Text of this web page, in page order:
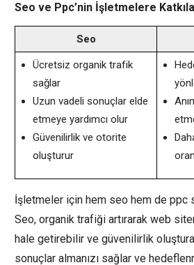
Seo ve Ppc’nin İşletmelere
Seo
Ücretsiz organik trafik
sağlar
Uzun vadeli sonuçlar elde
etmeye yardımcı olur
Güvenilirlik ve otorite
oluşturur
İşletmeler için hem seo hem de ppc
Seo, organik trafiği artırarak web
hale getirebilir ve güvenilirlik
sonuçlar almanızı sağlar ve